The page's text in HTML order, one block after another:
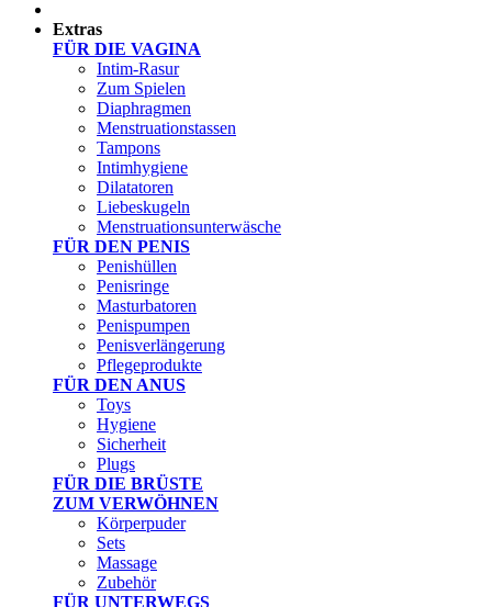
Extras
FÜR DIE VAGINA
Intim-Rasur
Zum Spielen
Diaphragmen
Menstruationstassen
Tampons
Intimhygiene
Dilatatoren
Liebeskugeln
Menstruationsunterwäsche
FÜR DEN PENIS
Penishüllen
Penisringe
Masturbatoren
Penispumpen
Penisverlängerung
Pflegeprodukte
FÜR DEN ANUS
Toys
Hygiene
Sicherheit
Plugs
FÜR DIE BRÜSTE
ZUM VERWÖHNEN
Körperpuder
Sets
Massage
Zubehör
FÜR UNTERWEGS